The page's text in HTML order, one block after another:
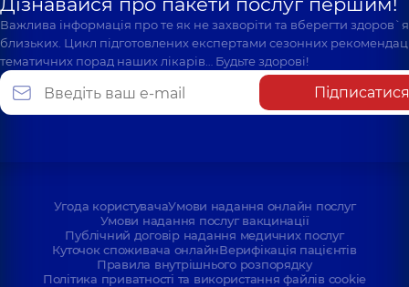
Важлива інформація про те як не захворіти та вберегти
близьких. Цикл підготовлених експертами сезонних
тематичних порад наших лікарів… Будьте здорові!
Підписатися
Угода користувачаУмови надання онлайн послуг
Умови надання послуг вакцинації
Публічний договір надання медичних послуг
Куточок споживача онлайнВерифікація пацієнтів
Правила внутрішнього розпорядку
Політика приватності та використання файлів cookie